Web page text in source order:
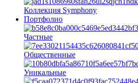
Коллекция Symphony
Портфолио
Частные
Общественные
Уникальные